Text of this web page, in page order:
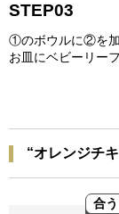
STEP03
①のボウルに②を加
お皿にベビーリー
“オレンジチ
合う